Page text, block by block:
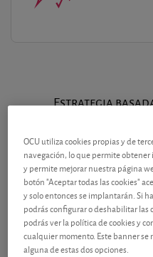
Estrategia
mixta
OCU utiliza cookies propias y de
navegación, lo que permite
y permite mejorar nuestra página
botón "Aceptar todas las cookies"
y solo entonces se implantarán. Si
podrás configurar o deshabilitar las
podrás ver la política de cookies y
cualquier momento. Este banner
alguna de estas dos opciones.